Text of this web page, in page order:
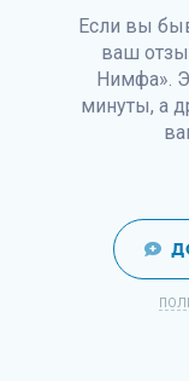
Если вы
ваш
Нимфа».
минуты, а